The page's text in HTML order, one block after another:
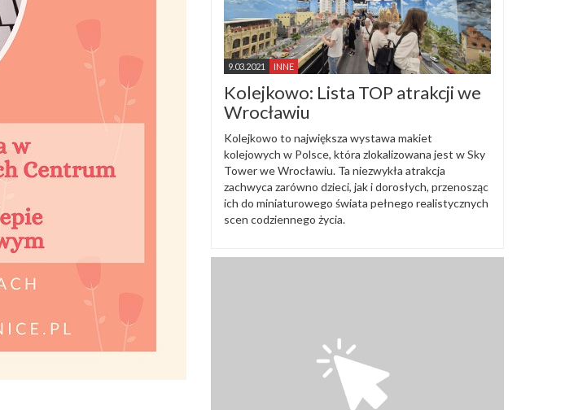
9.03.2021 INNE
Kolejkowo: Lista TOP atrakcji we
Wrocławiu
Kolejkowo to największa wystawa makiet
kolejowych w Polsce, która zlokalizowana jest w Sky
Tower we Wrocławiu. Ta niezwykła atrakcja
zachwyca zarówno dzieci, jak i dorosłych, przenosząc
ich do miniaturowego świata pełnego realistycznych
scen codziennego życia.